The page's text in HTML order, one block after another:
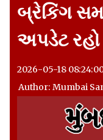
બ્રેકિંગ
અપડેટ રહો
2026-05-18
Author: Mumbai